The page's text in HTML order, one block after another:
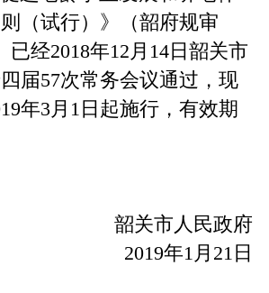
（试行）》（韶府规审
已经2018年12月14日韶关市
届57次常务会议通过，现
年3月1日起施行，有效期
韶关市人民政府
2019年1月21日